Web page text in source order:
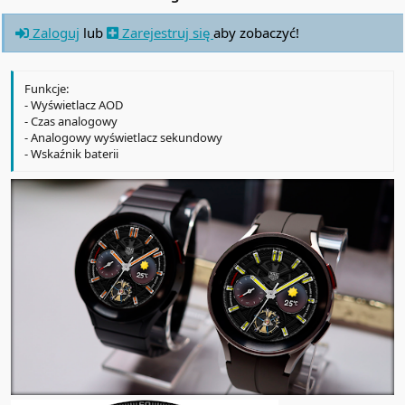
Zaloguj lub Zarejestruj się aby zobaczyć!
Funkcje:
- Wyświetlacz AOD
- Czas analogowy
- Analogowy wyświetlacz sekundowy
- Wskaźnik baterii